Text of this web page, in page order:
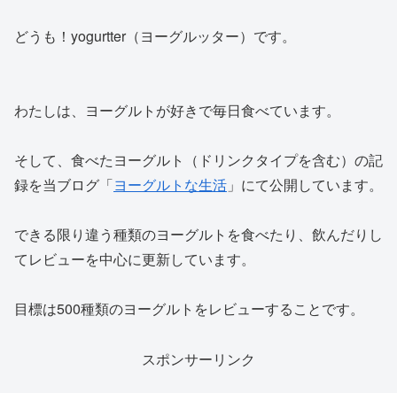
どうも！yogurtter（ヨーグルッター）です。
わたしは、ヨーグルトが好きで毎日食べています。
そして、食べたヨーグルト（ドリンクタイプを含む）の記
録を当ブログ「ヨーグルトな生活 」にて公開しています。
できる限り違う種類のヨーグルトを食べたり、飲んだりし
てレビューを中心に更新しています。
目標は500種類のヨーグルトをレビューすることです。
スポンサーリンク